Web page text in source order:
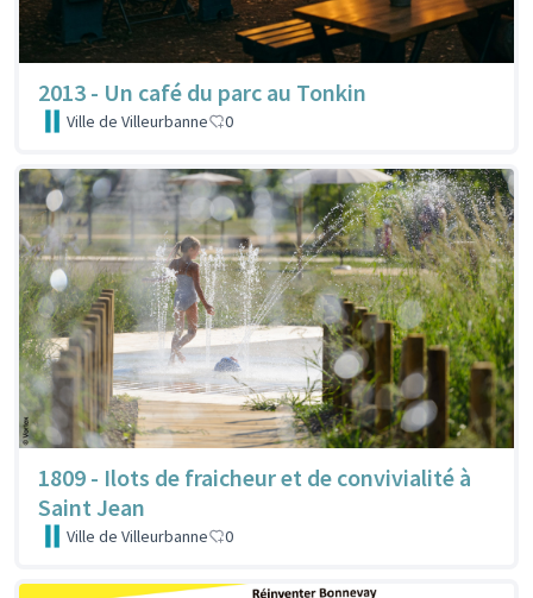
2013 - Un café du parc au Tonkin
Ville de Villeurbanne 0
1809 - Ilots de fraicheur et de convivialité à
Saint Jean
Ville de Villeurbanne 0